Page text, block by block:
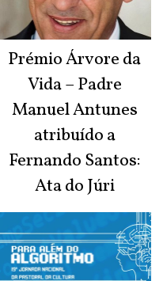
Prémio Árvore da
Vida – Padre
Manuel Antunes
atribuído a
Fernando Santos:
Ata do Júri